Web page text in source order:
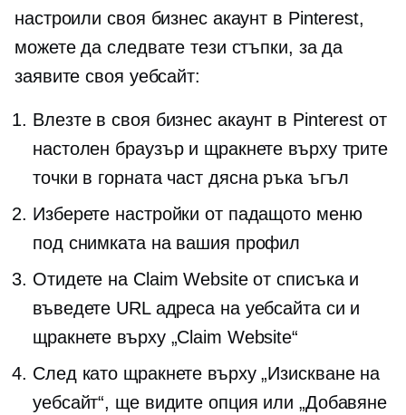
настроили своя бизнес акаунт в Pinterest,
можете да следвате тези стъпки, за да
заявите своя уебсайт:
Влезте в своя бизнес акаунт в Pinterest от
настолен браузър и щракнете върху трите
точки в горната част дясна ръкаъгъл
Изберете настройки от падащото меню
под снимката на вашия профил
Отидете на Claim Website от списъка и
въведете URL адреса на уебсайта си и
щракнете върху „Claim Website“
След като щракнете върху „Изискване на
уебсайт“, ще видите опция или „Добавяне